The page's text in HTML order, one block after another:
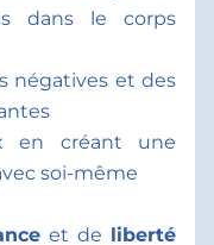
dans le corps
négatives et des
en créant une
soi-même
et de liberté